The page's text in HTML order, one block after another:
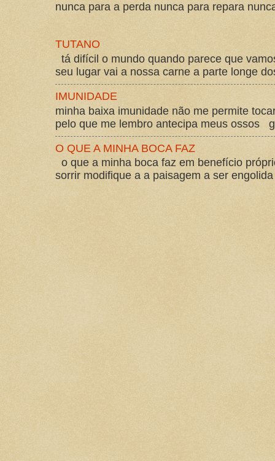
nunca para a perda nunca para repara
TUTANO
tá difícil o mundo quando parece que
seu lugar vai a nossa carne a parte longe
IMUNIDADE
minha baixa imunidade não me permite
pelo que me lembro antecipa meus ossos
O QUE A MINHA BOCA FAZ
o que a minha boca faz em benefício
sorrir modifique a a paisagem a ser